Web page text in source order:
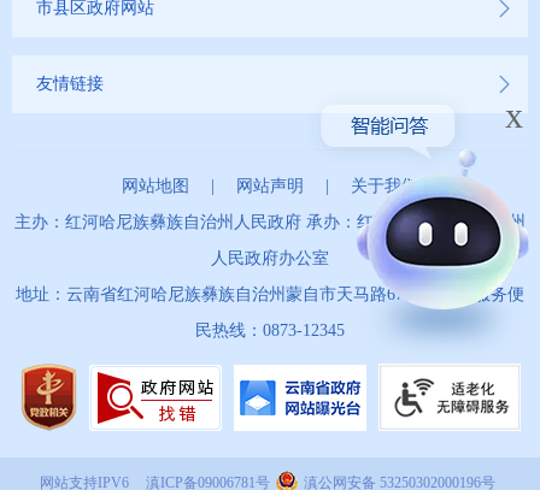
市县区政府网站
友情链接
网站地图 网站声明
关于我们
主办：红河哈尼族彝族自治州人民政府 承办：红河哈尼族彝族自治州
人民政府办公室
地址：云南省红河哈尼族彝族自治州蒙自市天马路67号 政务服务便
民热线：0873-12345
x
网站支持IPV6 滇ICP备09006781号 滇公网安备 53250302000196号